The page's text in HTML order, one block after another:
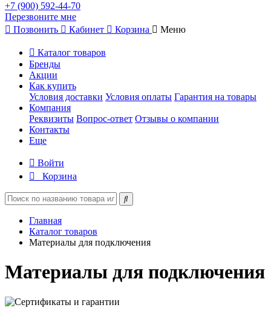
+7 (900) 592-44-70
Перезвоните мне
Позвонить
Кабинет Корзина Меню
Каталог товаров
Бренды
Акции
Как купить
Условия доставки Условия оплаты Гарантия на товары
Компания
Реквизиты Вопрос-ответ Отзывы о компании
Контакты
Еще
Войти
Корзина
Главная
Каталог товаров
Материалы для подключения
Материалы для подключения